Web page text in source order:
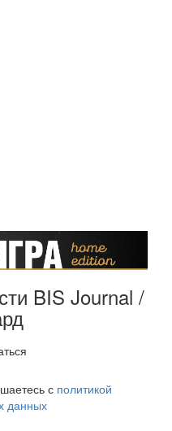
BIS Journal /
с политикой
данных